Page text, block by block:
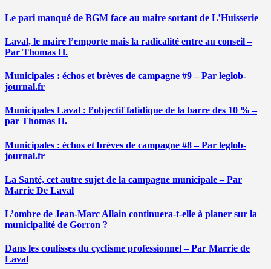
Le pari manqué de BGM face au maire sortant de L’Huisserie
Laval, le maire l’emporte mais la radicalité entre au conseil –
Par Thomas H.
Municipales : échos et brèves de campagne #9 – Par leglob-
journal.fr
Municipales Laval : l’objectif fatidique de la barre des 10 % –
par Thomas H.
Municipales : échos et brèves de campagne #8 – Par leglob-
journal.fr
La Santé, cet autre sujet de la campagne municipale – Par
Marrie De Laval
L’ombre de Jean-Marc Allain continuera-t-elle à planer sur la
municipalité de Gorron ?
Dans les coulisses du cyclisme professionnel – Par Marrie de
Laval